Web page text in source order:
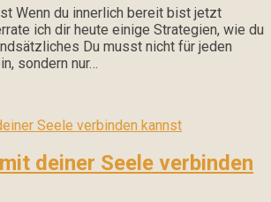
Wenn du innerlich bereit bist jetzt
ich dir heute einige Strategien, wie du
Du musst nicht für jeden
sondern nur…
deiner Seele verbinden